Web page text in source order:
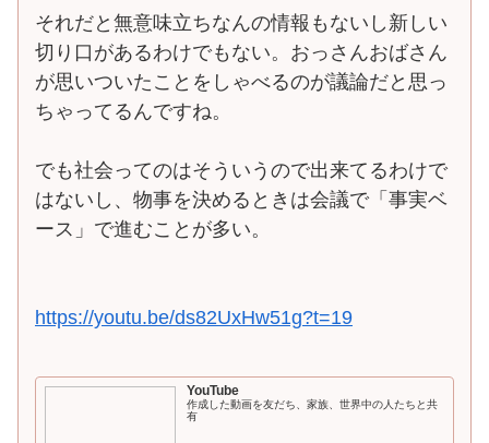
それだと無意味立ちなんの情報もないし新しい
切り口があるわけでもない。おっさんおばさん
が思いついたことをしゃべるのが議論だと思っ
ちゃってるんですね。
でも社会ってのはそういうので出来てるわけで
はないし、物事を決めるときは会議で「事実ベ
ース」で進むことが多い。
https://youtu.be/ds82UxHw51g?t=19
YouTube
作成した動画を友だち、家族、世界中の人たちと共
有